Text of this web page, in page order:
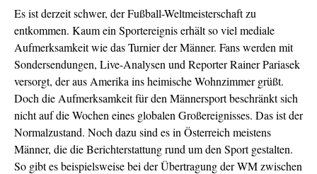
Es ist derzeit schwer, der Fußball-Weltmeisterschaft zu
entkommen. Kaum ein Sportereignis erhält so viel mediale
Aufmerksamkeit wie das Turnier der Männer. Fans werden mit
Sondersendungen, Live-Analysen und Reporter Rainer Pariasek
versorgt, der aus Amerika ins heimische Wohnzimmer grüßt.
Doch die Aufmerksamkeit für den Männersport beschränkt sich
nicht auf die Wochen eines globalen Großereignisses. Das ist der
Normalzustand. Noch dazu sind es in Österreich meistens
Männer, die die Berichterstattung rund um den Sport gestalten.
So gibt es beispielsweise bei der Übertragung der WM zwischen